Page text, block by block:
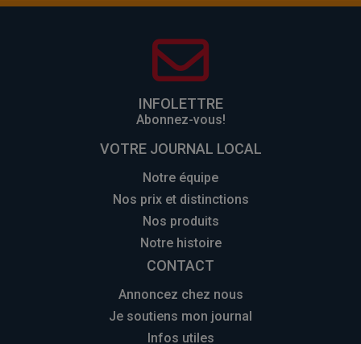
INFOLETTRE
Abonnez-vous!
VOTRE JOURNAL LOCAL
Notre équipe
Nos prix et distinctions
Nos produits
Notre histoire
CONTACT
Annoncez chez nous
Je soutiens mon journal
Infos utiles